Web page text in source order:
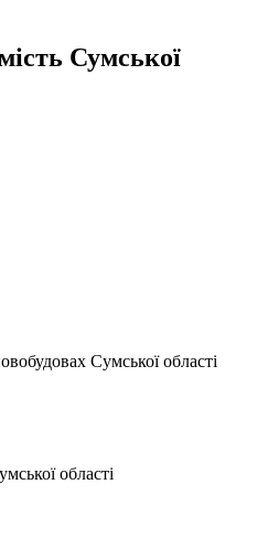
Сумської
Сумської області
області